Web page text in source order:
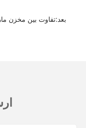
بعد:تفاوت بین مخزن